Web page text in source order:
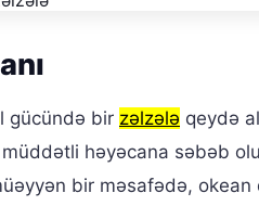
gücündə bir zəlzələ qeydə
həyəcana səbəb
bir məsafədə,